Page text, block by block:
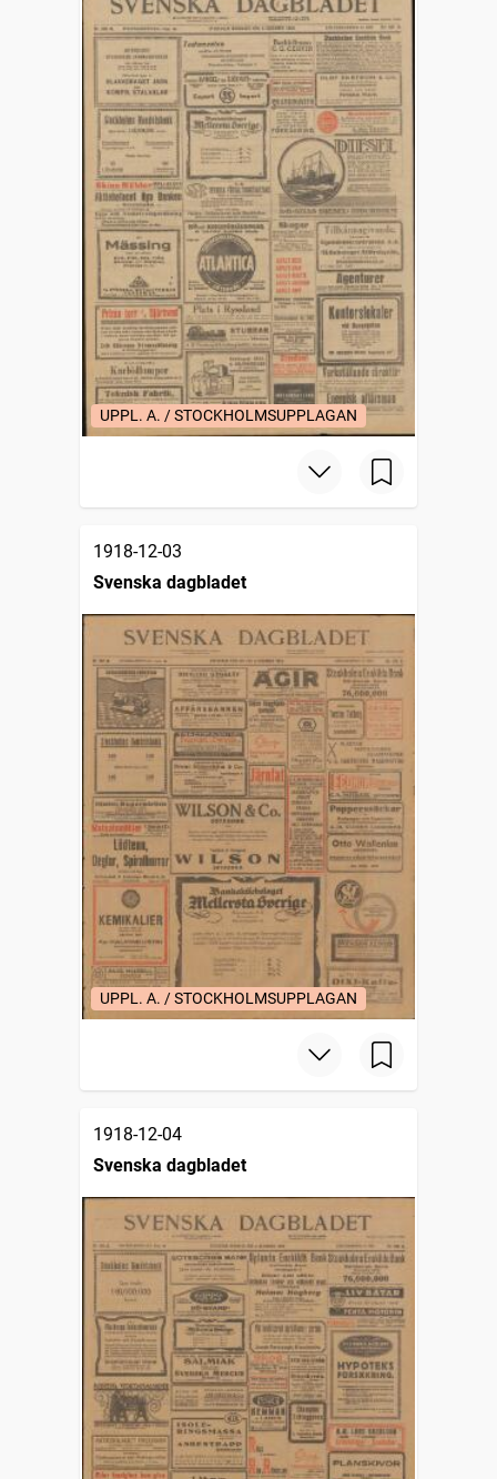
UPPL. A. / STOCKHOLMSUPPLAGAN
1918-12-03
Svenska dagbladet
UPPL. A. / STOCKHOLMSUPPLAGAN
1918-12-04
Svenska dagbladet